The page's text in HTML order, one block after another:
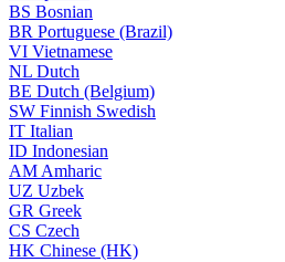
BS Bosnian
BR Portuguese (Brazil)
VI Vietnamese
NL Dutch
BE Dutch (Belgium)
SW Finnish Swedish
IT Italian
ID Indonesian
AM Amharic
UZ Uzbek
GR Greek
CS Czech
HK Chinese (HK)